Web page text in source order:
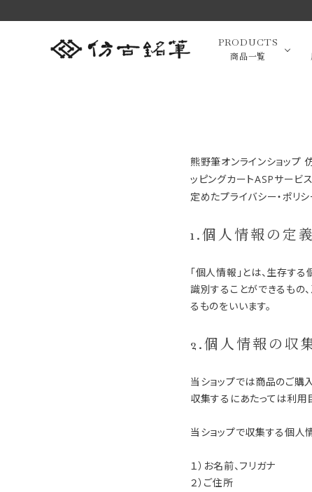
PRODUCTS
商品一覧
小筆（面
高級化粧筆
洗浄剤
熊野筆オンラインショップ
ッピングカートASPサービ
定めたプライバシー・ポリ
1.個人情報の定義
「個人情報」とは、生存す
識別することができるもの
るものをいいます。
2.個人情報の収
当ショップでは商品のご購
収集するにあたっては利用
当ショップで収集する個人
１）お名前、フリガナ
２）ご住所